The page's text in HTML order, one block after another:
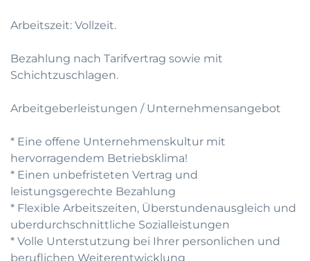
Arbeitszeit: Vollzeit.
Bezahlung nach Tarifvertrag sowie mit
Schichtzuschlagen.
Arbeitgeberleistungen / Unternehmensangebot
* Eine offene Unternehmenskultur mit
hervorragendem Betriebsklima!
* Einen unbefristeten Vertrag und
leistungsgerechte Bezahlung
* Flexible Arbeitszeiten, Überstundenausgleich und
uberdurchschnittliche Sozialleistungen
* Volle Unterstutzung bei Ihrer personlichen und
beruflichen Weiterentwicklung